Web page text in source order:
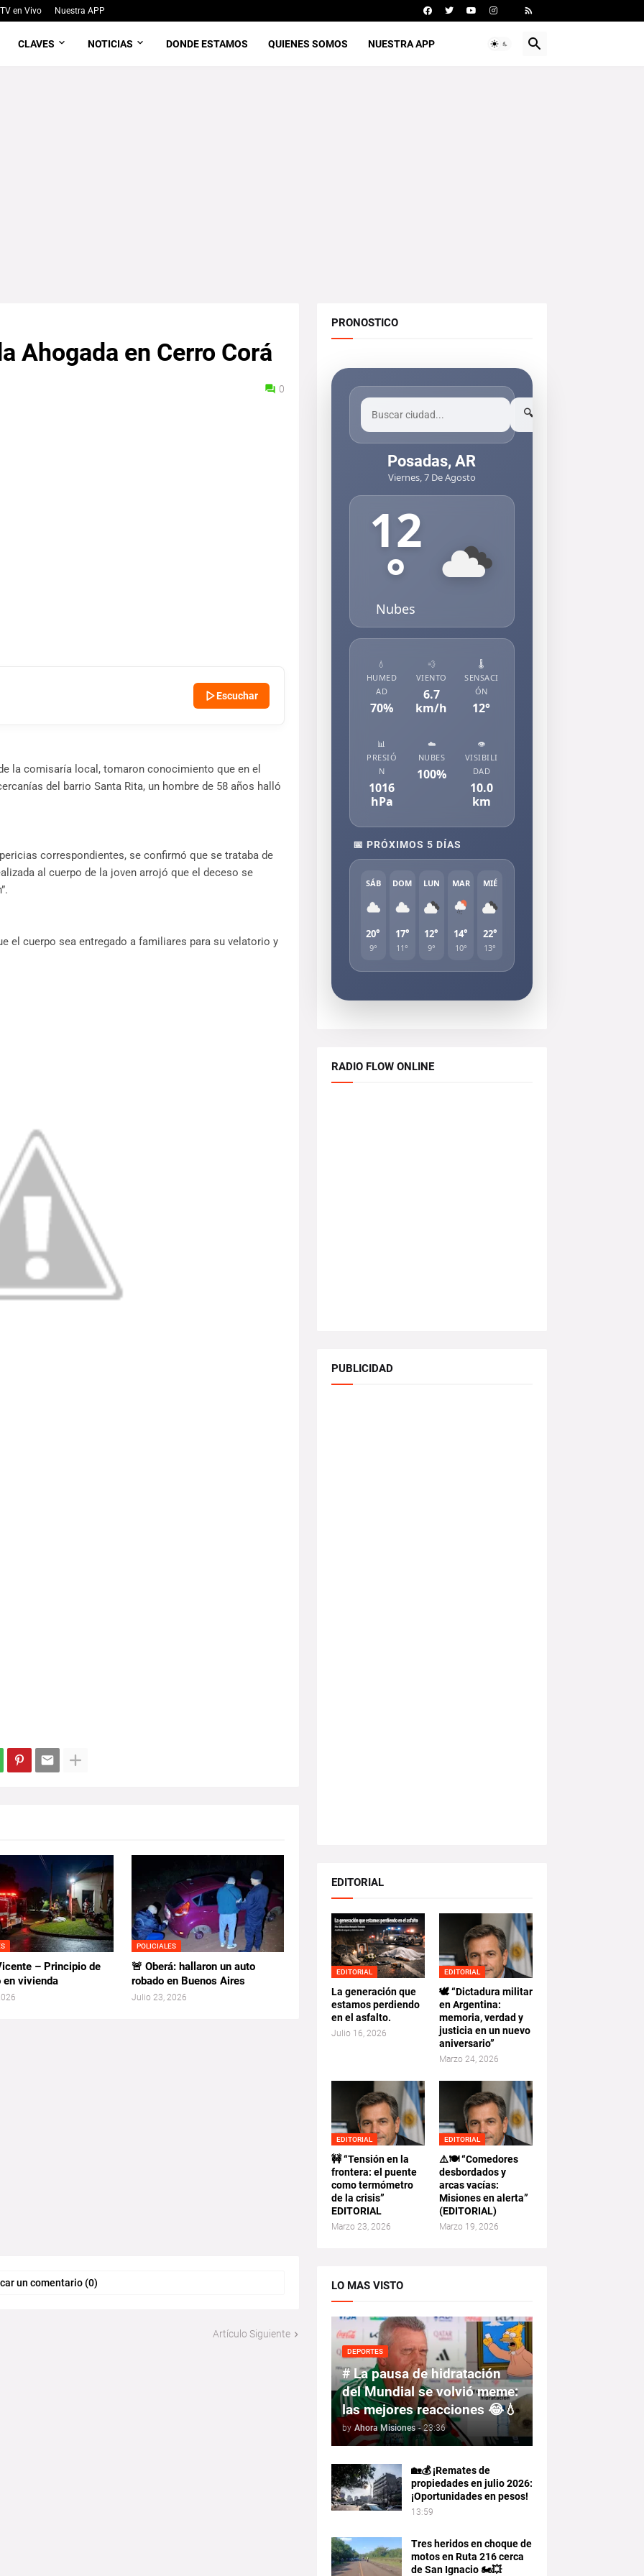
TV en Vivo Nuestra APP
CLAVES NOTICIAS DONDE ESTAMOS QUIENES SOMOS NUESTRA APP
Ahogada en Cerro Corá
0
Escuchar
la comisaría local, tomaron conocimiento que en el
del barrio Santa Rita, un hombre de 58 años halló
correspondientes, se confirmó que se trataba de
al cuerpo de la joven arrojó que el deceso se
el cuerpo sea entregado a familiares para su velatorio y
– Principio de
en vivienda
POLICIALES
🚨 Oberá: hallaron un auto
robado en Buenos Aires
Julio 23, 2026
un comentario (0)
Artículo Siguiente
PRONOSTICO
🔍
Posadas, AR
Viernes, 7 De Agosto
12
°
Nubes
💧
HUMED
AD
70%
💨
VIENTO
6.7
km/h
🌡️
SENSACI
ÓN
12°
📊
PRESIÓ
N
1016
hPa
☁️
NUBES
100%
👁️
VISIBILI
DAD
10.0
km
📅 PRÓXIMOS 5 DÍAS
SÁB
20°
9°
DOM
17°
11°
LUN
12°
9°
MAR
14°
10°
MIÉ
22°
13°
RADIO FLOW ONLINE
PUBLICIDAD
EDITORIAL
EDITORIAL
La generación que
estamos perdiendo
en el asfalto.
Julio 16, 2026
EDITORIAL
🕊️ “Dictadura militar
en Argentina:
memoria, verdad y
justicia en un nuevo
aniversario”
Marzo 24, 2026
EDITORIAL
🚧 “Tensión en la
frontera: el puente
como termómetro
de la crisis”
EDITORIAL
Marzo 23, 2026
EDITORIAL
⚠️🍽️ “Comedores
desbordados y
arcas vacías:
Misiones en alerta”
(EDITORIAL)
Marzo 19, 2026
LO MAS VISTO
DEPORTES
# La pausa de hidratación
del Mundial se volvió meme:
las mejores reacciones 😂💧
by Ahora Misiones - 23:36
🏡💰 ¡Remates de
propiedades en julio 2026:
¡Oportunidades en pesos!
13:59
Tres heridos en choque de
motos en Ruta 216 cerca
de San Ignacio 🏍️💥